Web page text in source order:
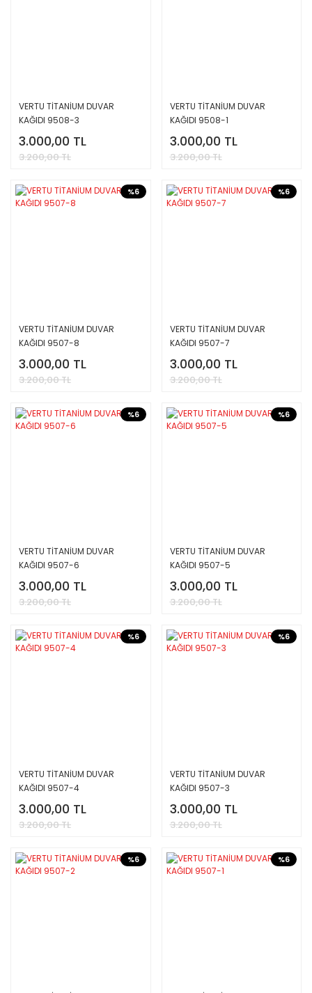
VERTU TİTANİUM DUVAR
KAĞIDI 9508-3
3.000,00 TL
3.200,00 TL
VERTU TİTANİUM DUVAR
KAĞIDI 9508-1
3.000,00 TL
3.200,00 TL
%6
VERTU TİTANİUM DUVAR
KAĞIDI 9507-8
3.000,00 TL
3.200,00 TL
%6
VERTU TİTANİUM DUVAR
KAĞIDI 9507-7
3.000,00 TL
3.200,00 TL
%6
VERTU TİTANİUM DUVAR
KAĞIDI 9507-6
3.000,00 TL
3.200,00 TL
%6
VERTU TİTANİUM DUVAR
KAĞIDI 9507-5
3.000,00 TL
3.200,00 TL
%6
VERTU TİTANİUM DUVAR
KAĞIDI 9507-4
3.000,00 TL
3.200,00 TL
%6
VERTU TİTANİUM DUVAR
KAĞIDI 9507-3
3.000,00 TL
3.200,00 TL
%6 %6